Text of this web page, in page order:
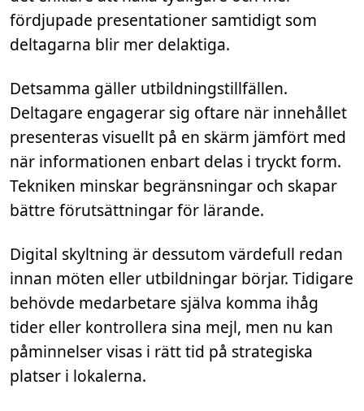
fördjupade presentationer samtidigt som
deltagarna blir mer delaktiga.
Detsamma gäller utbildningstillfällen.
Deltagare engagerar sig oftare när innehållet
presenteras visuellt på en skärm jämfört med
när informationen enbart delas i tryckt form.
Tekniken minskar begränsningar och skapar
bättre förutsättningar för lärande.
Digital skyltning är dessutom värdefull redan
innan möten eller utbildningar börjar. Tidigare
behövde medarbetare själva komma ihåg
tider eller kontrollera sina mejl, men nu kan
påminnelser visas i rätt tid på strategiska
platser i lokalerna.